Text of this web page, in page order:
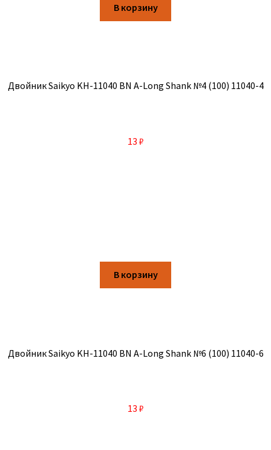
В корзину
Двойник Saikyo KH-11040 BN A-Long Shank №4 (100) 11040-4
13 ₽
В корзину
Двойник Saikyo KH-11040 BN A-Long Shank №6 (100) 11040-6
13 ₽